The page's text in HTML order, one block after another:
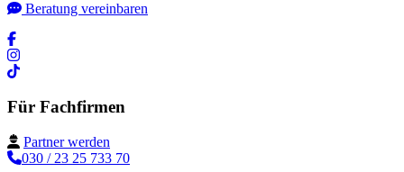
Beratung vereinbaren
Für Fachfirmen
Partner werden
030 / 23 25 733 70